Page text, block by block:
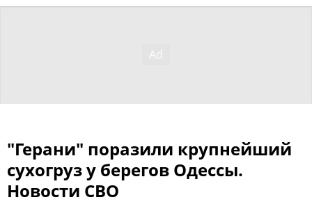
"Герани" поразили крупнейший
сухогруз у берегов Одессы.
Новости СВО